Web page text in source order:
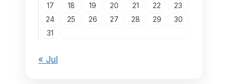
17
18 19 20 21 22
23
24
25 26 27 28 29
30
31
« Jul